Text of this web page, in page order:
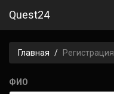
Quest24
Главная Регистрация
ФИО